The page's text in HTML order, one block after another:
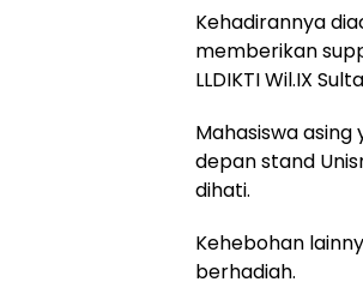
Kehadirannya
memberikan
LLDIKTI Wil.IX
Mahasiswa
depan stand
dihati.
Kehebohan
berhadiah.